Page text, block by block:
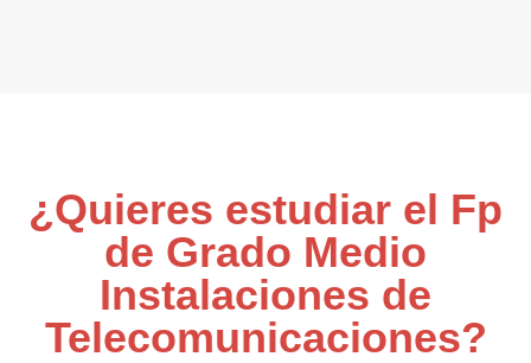
¿Quieres estudiar el Fp
de Grado Medio
Instalaciones de
Telecomunicaciones?